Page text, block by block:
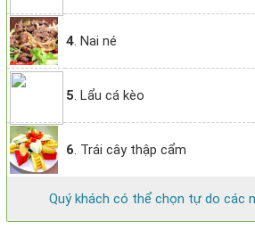
4. Nai né
5. Lẩu cá kèo
6. Trái cây thập cẩm
Quý khách có thể chọn tự do các